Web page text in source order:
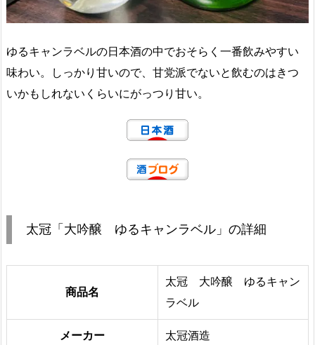
ゆるキャンラベルの日本酒の中でおそらく一番飲みやすい
味わい。しっかり甘いので、甘党派でないと飲むのはきつ
いかもしれないくらいにがっつり甘い。
太冠「大吟醸 ゆるキャンラベル」の詳細
商品名
太冠 大吟醸 ゆるキャン
ラベル
メーカー 太冠酒造